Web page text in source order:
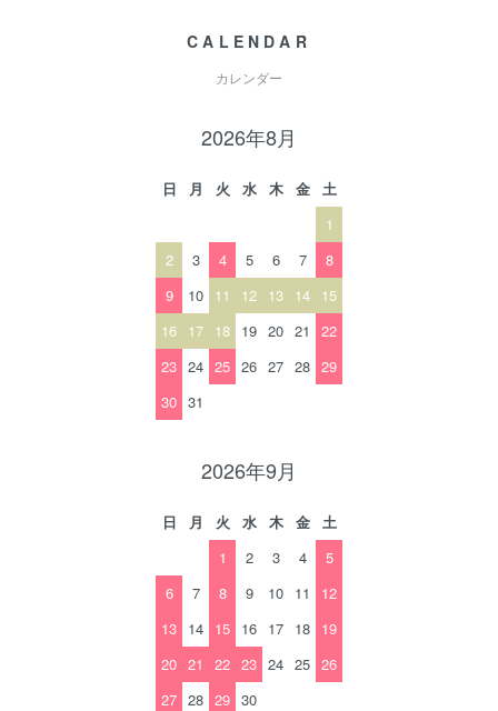
CALENDAR
カレンダー
2026年8月
日 月 火 水 木 金
土
1
2
3 4 5 6 7
8
9
10 11 12 13 14 15
16 17 18 19 20 21
22
23 24 25 26 27 28 29
30 31
2026年9月
日 月 火 水 木 金
土
1
2 3 4
5
6
7 8 9 10 11
12
13 14 15 16 17 18 19
20 21 22 23 24 25 26
27 28 29 30